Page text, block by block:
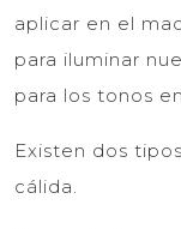
aplicar en el
para iluminar
para los tonos
Existen dos
cálida.